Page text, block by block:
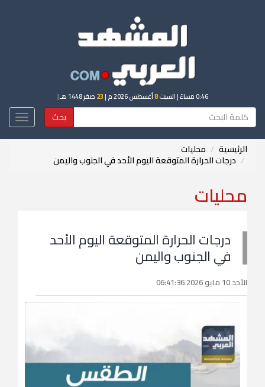
0:46 مساءً | السبت8أغسطس 2026 م | 23 صفر 1448 هـ |
بحث
الرئيسية محليات
درجات الحرارة المتوقعة اليوم الأحد في الجنوب واليمن
محليات
درجات الحرارة المتوقعة اليوم الأحد
في الجنوب واليمن
الأحد 10 مايو 2026 06:41:36